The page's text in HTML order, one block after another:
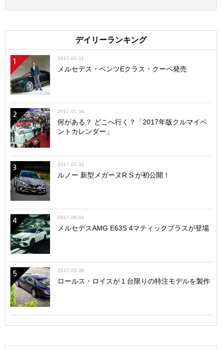
デイリーランキング
1 2017.06.01
メルセデス・ベンツEクラス・クーペ発売
2 2017.01.04
何がある？ どこへ行く？「2017年版クルマイベ
ントカレンダー」
3 2017.05.30
ルノー 新型メガーヌR.S.が初公開！
4 2017.06.01
メルセデスAMG E63S 4マティックプラスが登場
5 2017.05.30
ロールス・ロイスが１台限りの特注モデルを製作